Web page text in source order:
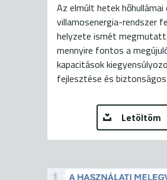
Az elmúlt hetek hőhullámai
villamosenergia-rendszer
helyzete ismét
mennyire fontos a
kapacitások
fejlesztése és
Letöltöm